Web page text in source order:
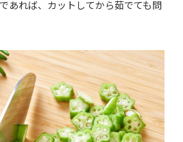
あれば、カットしてから茹でても問